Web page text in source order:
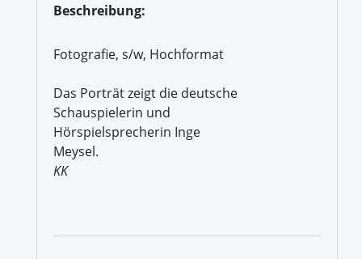
Beschreibung:
Fotografie, s/w, Hochformat
Das Porträt zeigt die deutsche
Schauspielerin und
Hörspielsprecherin Inge
Meysel.
KK